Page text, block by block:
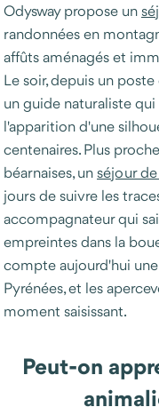
Odysway propose un
randonnées en
affûts aménagés et
Le soir, depuis un
un guide naturaliste
l'apparition d'une
centenaires. Plus
béarnaises, un séjour
jours de suivre les
accompagnateur qui
empreintes dans la
compte aujourd'hui
Pyrénées, et les
moment saisissant.
Peut-on